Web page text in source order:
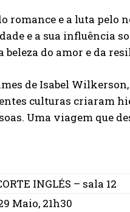
e a luta pelo
e a sua influência
do amor e da
de Isabel
culturas criaram
Uma viagem que
INGLÉS – sala 12
Maio, 21h30